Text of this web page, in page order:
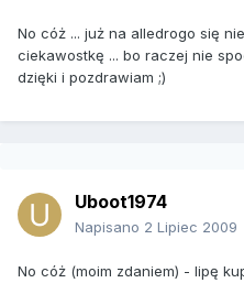
No cóż ... już na alledrogo się
ciekawostkę ... bo raczej nie
dzięki i pozdrawiam ;)
Uboot1974
Napisano 2 Lipiec 2009
No cóż (moim zdaniem) - lipę